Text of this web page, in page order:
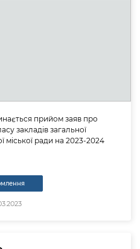
прийом заяв про
закладів загальної
міської ради на 2023-2024